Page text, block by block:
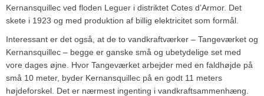
Kernansquillec ved floden Leguer i distriktet Cotes d’Armor. Det
skete i 1923 og med produktion af billig elektricitet som formål.
Interessant er det også, at de to vandkraftværker – Tangeværket og
Kernansquillec – begge er ganske små og ubetydelige set med
vore dages øjne. Hvor Tangeværket arbejder med en faldhøjde på
små 10 meter, byder Kernansquillec på en godt 11 meters
højdeforskel. Det er nærmest ingenting i vandkraftsammenhæng.